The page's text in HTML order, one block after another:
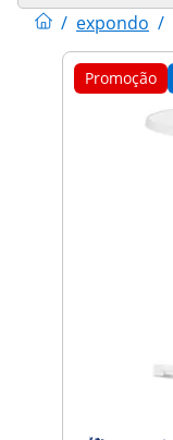
/ expondo /
Promoção